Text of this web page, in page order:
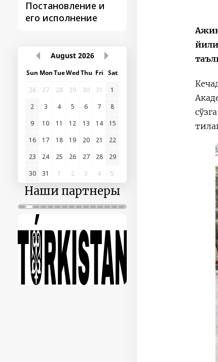
Постановление и
его исполнение
August 2026
Sun MonTueWedThu Fri Sat
26
27 28 29 30 31
1
2
3 4 5 6 7
8
9
10 11 12 13 14
15
16
17 18 19 20 21
22
23
24 25 26 27 28
29
30
31 1 2 3 4 5
Наши партнеры